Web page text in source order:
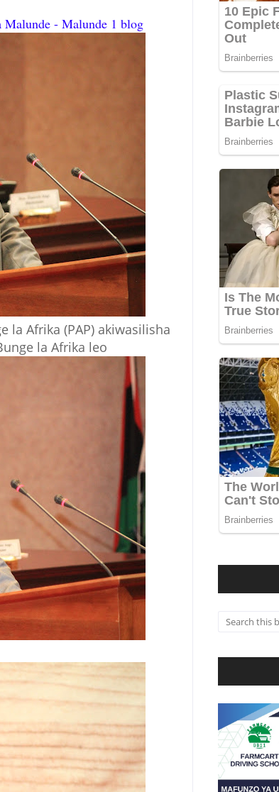
Malunde - Malunde 1 blog
la Afrika (PAP) akiwasilisha
la Afrika leo